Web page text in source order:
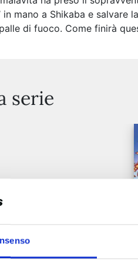
in mano a Shikaba e
di fuoco. Come finirà
serie